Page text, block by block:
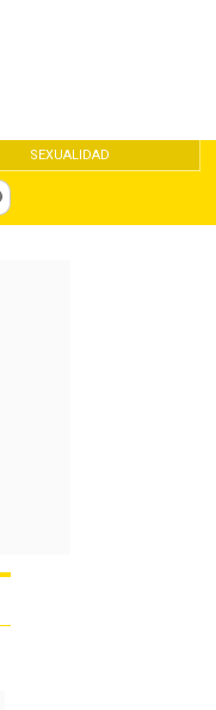
SEXUALIDAD